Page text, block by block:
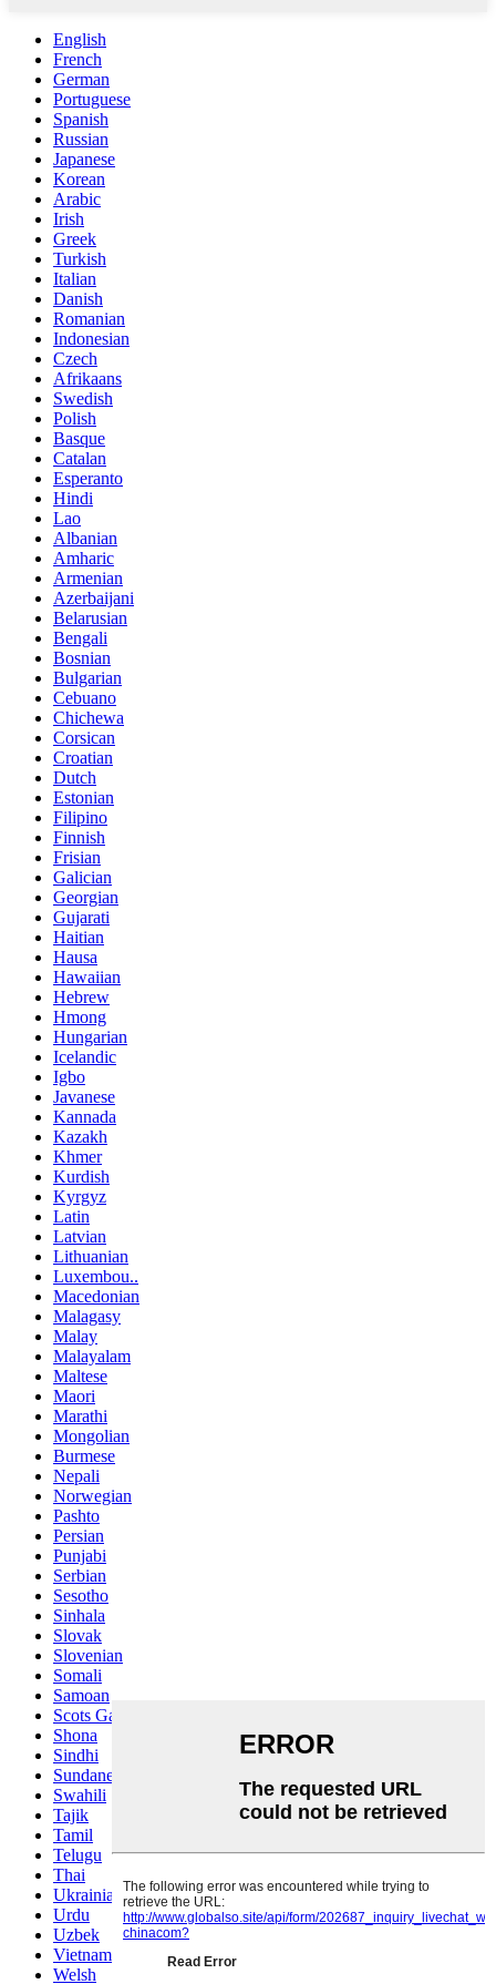
English
French
German
Portuguese
Spanish
Russian
Japanese
Korean
Arabic
Irish
Greek
Turkish
Italian
Danish
Romanian
Indonesian
Czech
Afrikaans
Swedish
Polish
Basque
Catalan
Esperanto
Hindi
Lao
Albanian
Amharic
Armenian
Azerbaijani
Belarusian
Bengali
Bosnian
Bulgarian
Cebuano
Chichewa
Corsican
Croatian
Dutch
Estonian
Filipino
Finnish
Frisian
Galician
Georgian
Gujarati
Haitian
Hausa
Hawaiian
Hebrew
Hmong
Hungarian
Icelandic
Igbo
Javanese
Kannada
Kazakh
Khmer
Kurdish
Kyrgyz
Latin
Latvian
Lithuanian
Luxembou..
Macedonian
Malagasy
Malay
Malayalam
Maltese
Maori
Marathi
Mongolian
Burmese
Nepali
Norwegian
Pashto
Persian
Punjabi
Serbian
Sesotho
Sinhala
Slovak
Slovenian
Somali
Samoan
Scots Gaelic
Shona
Sindhi
Sundanese
Swahili
Tajik
Tamil
Telugu
Thai
Ukrainian
Urdu
Uzbek
Vietnamese
Welsh